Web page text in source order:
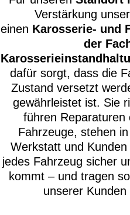
Verstärkung
einen Karosserie- und
der
dafür sorgt, dass die
Zustand versetzt
gewährleistet ist. Sie
führen Reparaturen
Fahrzeuge, stehen
Werkstatt und
jedes Fahrzeug sicher
kommt – und tragen
unserer